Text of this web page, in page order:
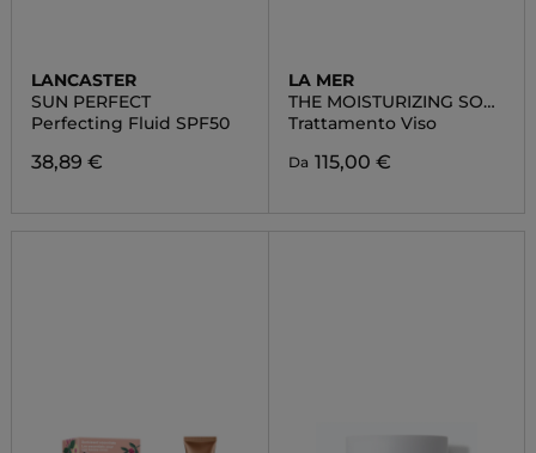
LANCASTER
SUN PERFECT
Perfecting Fluid SPF50
38,89 €
LA MER
THE MOISTURIZING SOFT
CREAM
Trattamento Viso
Da 115,00 €